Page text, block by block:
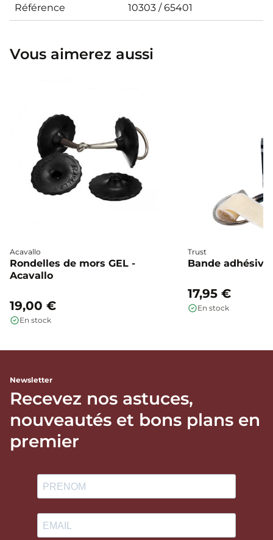
Référence 10303 / 65401
Vous aimerez aussi
Acavallo
Rondelles de mors GEL -
Acavallo
19,00 €
En stock
Trust
Bande adhésive
17,95 €
En stock
Newsletter
Recevez nos astuces,
nouveautés et bons plans en
premier